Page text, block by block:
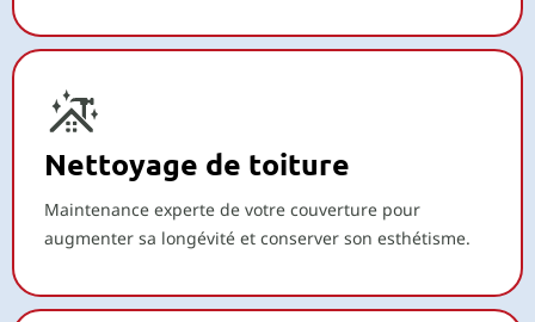
Nettoyage de toiture
Maintenance experte de votre couverture pour
augmenter sa longévité et conserver son esthétisme.